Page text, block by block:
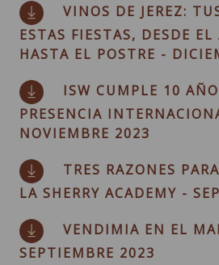
VINOS DE JEREZ:
ESTAS FIESTAS, DESDE
HASTA EL POSTRE -
ISW CUMPLE 10
PRESENCIA
NOVIEMBRE 2023
TRES RAZONES
LA SHERRY ACADEMY -
VENDIMIA EN EL
SEPTIEMBRE 2023